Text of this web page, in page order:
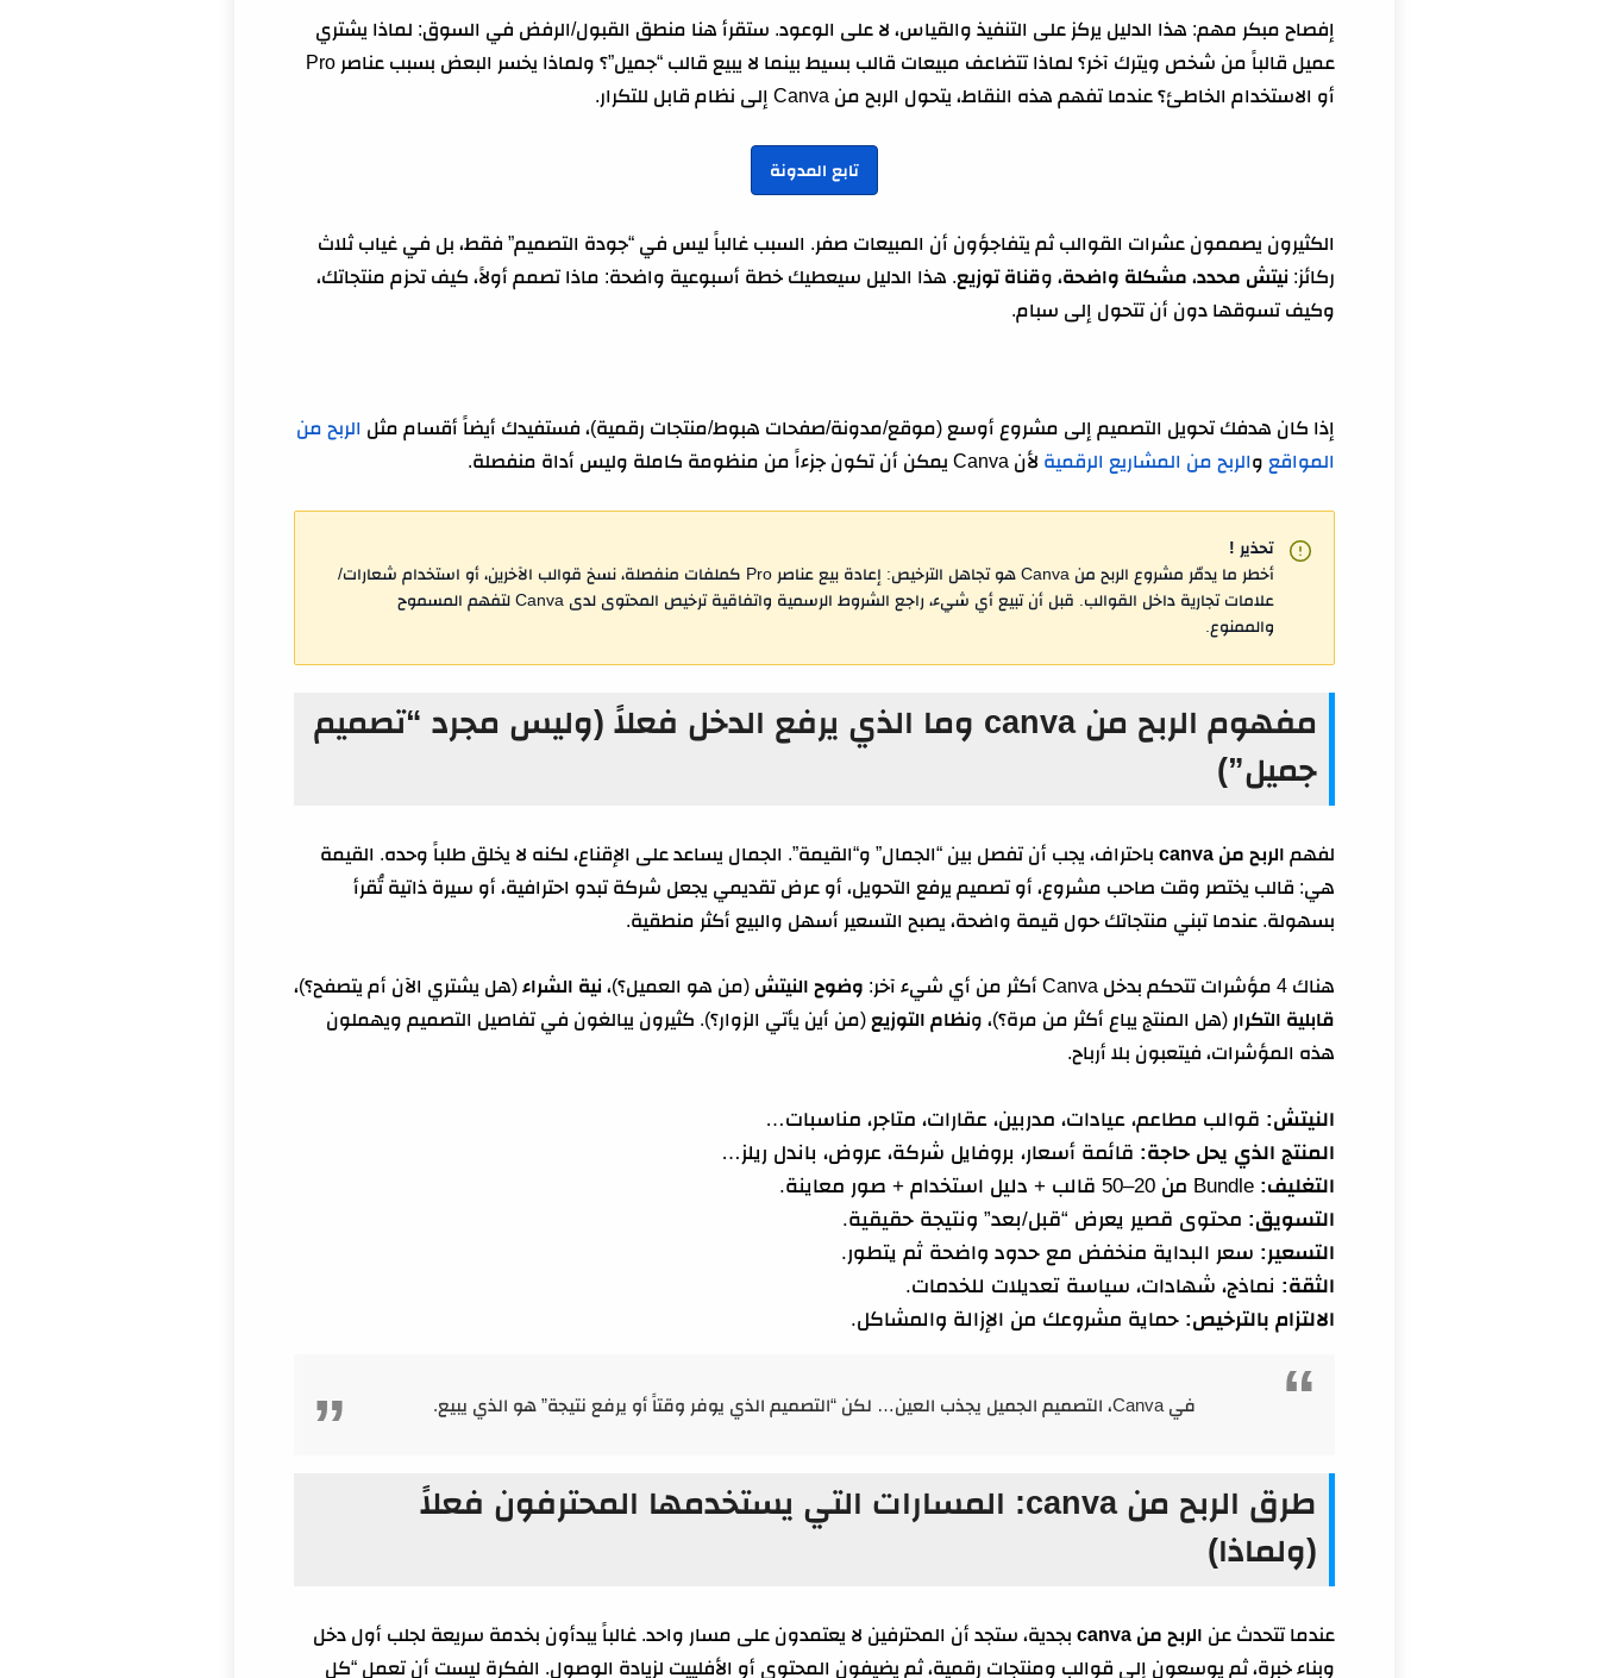
استراتيجية ذكية لرفع الأرباح من canva بدون زيادة عدد التصاميم
مسارات رسمية داخل Canva تساعدك على الربح (Creators + Affiliate) وكيف تتعامل معها بذكاء
قبل أن تبدأ اليوم
أسئلة سريعة قبل أن تبدأ اليوم
إفصاح مبكر مهم: هذا الدليل يركز على التنفيذ والقياس، لا على الوعود. ستقرأ هنا منطق القبول/الرفض في السوق: لماذا يشتري
عميل قالباً من شخص ويترك آخر؟ لماذا تتضاعف مبيعات قالب بسيط بينما لا يبيع قالب “جميل”؟ ولماذا يخسر البعض بسبب عناصر Pro
أو الاستخدام الخاطئ؟ عندما تفهم هذه النقاط، يتحول الربح من Canva إلى نظام قابل للتكرار.
تابع المدونة
الكثيرون يصممون عشرات القوالب ثم يتفاجؤون أن المبيعات صفر. السبب غالباً ليس في “جودة التصميم” فقط، بل في غياب ثلاث
ركائز: نيتش محدد، مشكلة واضحة، وقناة توزيع. هذا الدليل سيعطيك خطة أسبوعية واضحة: ماذا تصمم أولاً، كيف تحزم منتجاتك،
وكيف تسوقها دون أن تتحول إلى سبام.
إذا كان هدفك تحويل التصميم إلى مشروع أوسع (موقع/مدونة/صفحات هبوط/منتجات رقمية)، فستفيدك أيضاً أقسام مثل الربح من
المواقع والربح من المشاريع الرقمية لأن Canva يمكن أن تكون جزءاً من منظومة كاملة وليس أداة منفصلة.
تحذير !
أخطر ما يدمّر مشروع الربح من Canva هو تجاهل الترخيص: إعادة بيع عناصر Pro كملفات منفصلة، نسخ قوالب الآخرين، أو استخدام شعارات/
علامات تجارية داخل القوالب. قبل أن تبيع أي شيء، راجع الشروط الرسمية واتفاقية ترخيص المحتوى لدى Canva لتفهم المسموح
والممنوع.
مفهوم الربح من canva وما الذي يرفع الدخل فعلاً (وليس مجرد “تصميم
جميل”)
لفهم الربح من canva
باحتراف، يجب أن تفصل بين “الجمال” و“القيمة”. الجمال يساعد على الإقناع، لكنه لا يخلق طلباً وحده. القيمة
هي: قالب يختصر وقت صاحب مشروع، أو تصميم يرفع التحويل، أو عرض تقديمي يجعل شركة تبدو احترافية، أو سيرة ذاتية تُقرأ
بسهولة. عندما تبني منتجاتك حول قيمة واضحة، يصبح التسعير أسهل والبيع أكثر منطقية.
هناك 4 مؤشرات تتحكم بدخل Canva أكثر من أي شيء آخر: وضوح النيتش (من هو العميل؟)، نية الشراء (هل يشتري الآن أم يتصفح؟)،
قابلية التكرار (هل المنتج يباع أكثر من مرة؟)، ونظام التوزيع (من أين يأتي الزوار؟). كثيرون يبالغون في تفاصيل التصميم ويهملون
هذه المؤشرات، فيتعبون بلا أرباح.
النيتش: قوالب مطاعم، عيادات، مدربين، عقارات، متاجر، مناسبات…
المنتج الذي يحل حاجة: قائمة أسعار، بروفايل شركة، عروض، باندل ريلز…
التغليف:
التسويق: محتوى قصير يعرض “قبل/بعد” ونتيجة حقيقية.
التسعير: سعر البداية منخفض مع حدود واضحة ثم يتطور.
الثقة: نماذج، شهادات، سياسة تعديلات للخدمات.
الالتزام بالترخيص: حماية مشروعك من الإزالة والمشاكل.
في Canva، التصميم الجميل يجذب العين… لكن “التصميم الذي يوفر وقتاً أو يرفع نتيجة” هو الذي يبيع.
طرق الربح من canva: المسارات التي يستخدمها المحترفون فعلاً
(ولماذا)
عندما تتحدث عن الربح من canva
بجدية، ستجد أن المحترفين لا يعتمدون على مسار واحد. غالباً يبدأون بخدمة سريعة لجلب أول دخل
وبناء خبرة، ثم يوسعون إلى قوالب ومنتجات رقمية، ثم يضيفون المحتوى أو الأفلييت لزيادة الوصول. الفكرة ليست أن تعمل “كل